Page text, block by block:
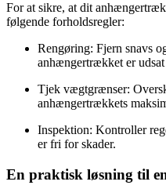
For at sikre, at dit
følgende forholdsregler:
Rengøring: Fjern snavs
anhængertrækket er
Tjek vægtgrænser:
anhængertrækkets
Inspektion: Kontroller
er fri for skader.
En praktisk løsning til